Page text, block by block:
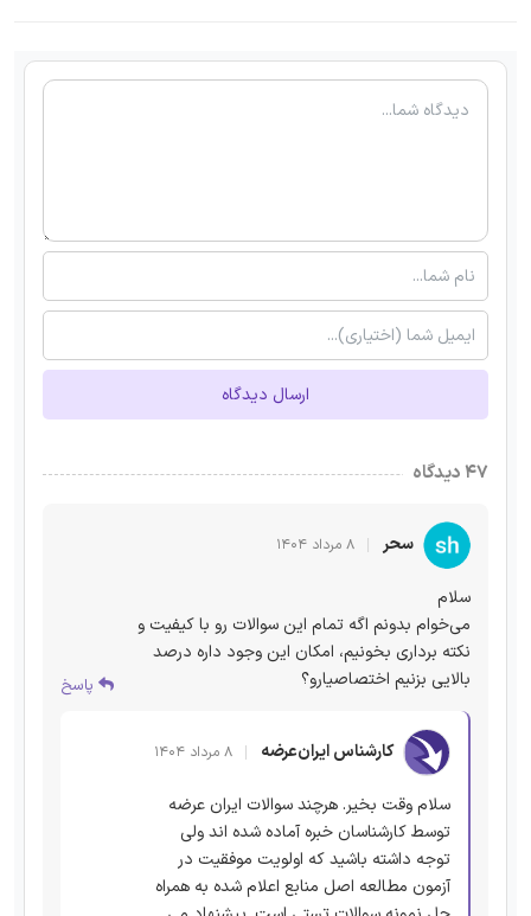
ارسال دیدگاه
۴۷ دیدگاه
سحر ۸ مرداد ۱۴۰۴
سلام
می‌خوام بدونم اگه تمام این سوالات رو با کیفیت و
نکته برداری بخونیم، امکان این وجود داره درصد
بالایی بزنیم اختصاصیارو؟
پاسخ
کارشناس ایران‌عرضه ۸ مرداد ۱۴۰۴
سلام وقت بخیر. هرچند سوالات ایران عرضه
توسط کارشناسان خبره آماده شده اند ولی
توجه داشته باشید که اولویت موفقیت در
آزمون مطالعه اصل منابع اعلام شده به همراه